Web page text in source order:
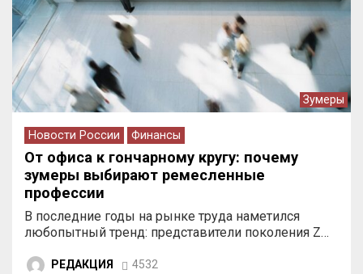
Зумеры
Новости России Финансы
От офиса к гончарному кругу: почему
зумеры выбирают ремесленные
профессии
В последние годы на рынке труда наметился
любопытный тренд: представители поколения Z…
РЕДАКЦИЯ 4532